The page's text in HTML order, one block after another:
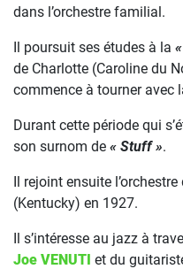
dans l’orchestre familial.
Il poursuit ses études à la
de Charlotte (Caroline du
commence à tourner avec
Durant cette période qui
son surnom de « Stuff ».
Il rejoint ensuite l’orchestre
(Kentucky) en 1927.
Il s’intéresse au jazz à
Joe VENUTI et du